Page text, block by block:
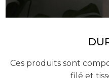
Ces produits sont
filé et